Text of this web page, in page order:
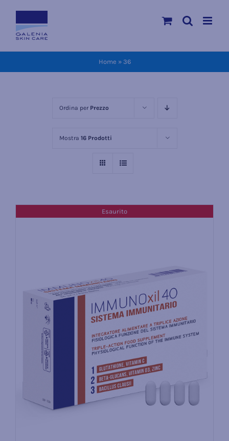
contenuto
Home » 36
Ordina per Prezzo
Mostra 16 Prodotti
Esaurito